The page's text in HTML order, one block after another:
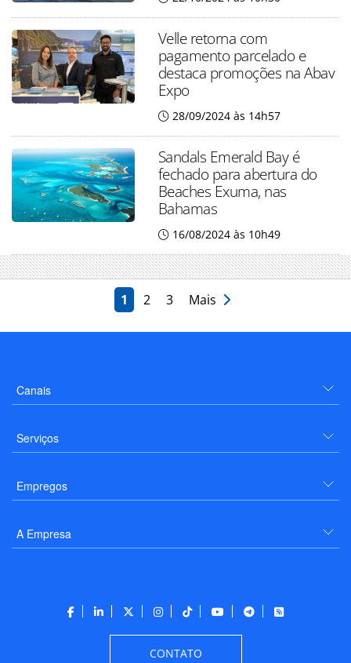
Velle retorna com
pagamento parcelado e
destaca promoções na Abav
Expo
28/09/2024 às 14h57
Sandals Emerald Bay é
fechado para abertura do
Beaches Exuma, nas
Bahamas
16/08/2024 às 10h49
1 2 3 Mais
Canais
Serviços
Empregos
A Empresa
CONTATO